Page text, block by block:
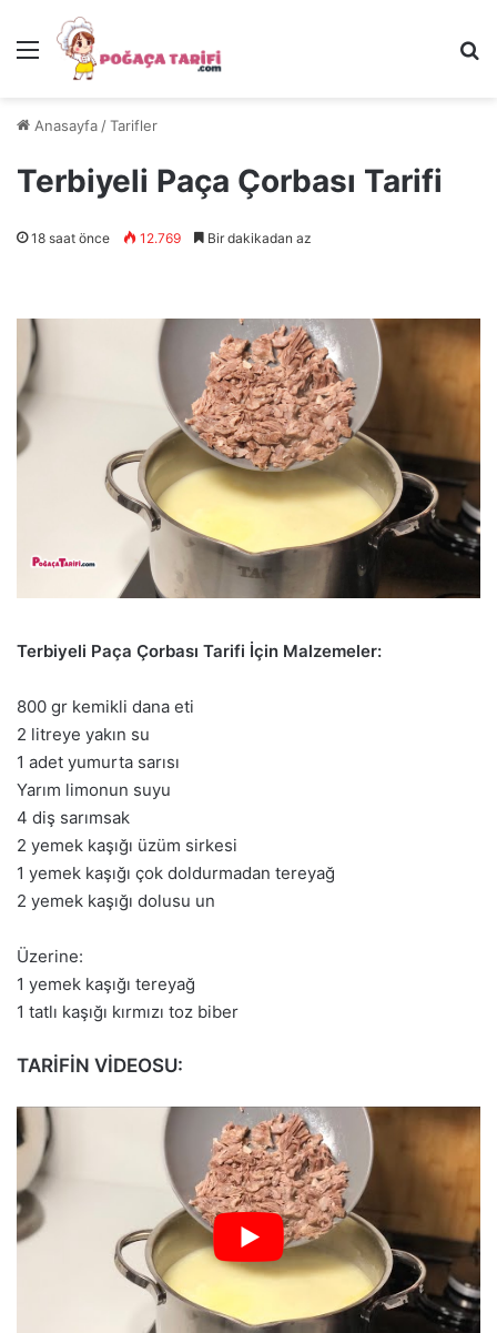
Menü
Anasayfa /Tarifler
Terbiyeli Paça Çorbası Tarifi
18 saat önce 12.769 Bir dakikadan az
Terbiyeli Paça Çorbası Tarifi İçin Malzemeler:
800 gr kemikli dana eti
2 litreye yakın su
1 adet yumurta sarısı
Yarım limonun suyu
4 diş sarımsak
2 yemek kaşığı üzüm sirkesi
1 yemek kaşığı çok doldurmadan tereyağ
2 yemek kaşığı dolusu un
Üzerine:
1 yemek kaşığı tereyağ
1 tatlı kaşığı kırmızı toz biber
TARİFİN VİDEOSU: